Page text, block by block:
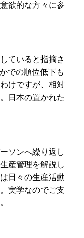
欲的な方々に参
ていると指摘さ
での順位低下も
けですが、相対
日本の置かれた
ソンへ繰り返し
産管理を解説し
日々の生産活動
実学なのでご支